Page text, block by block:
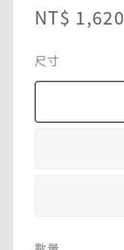
Sale
NT$ 1,620
尺寸